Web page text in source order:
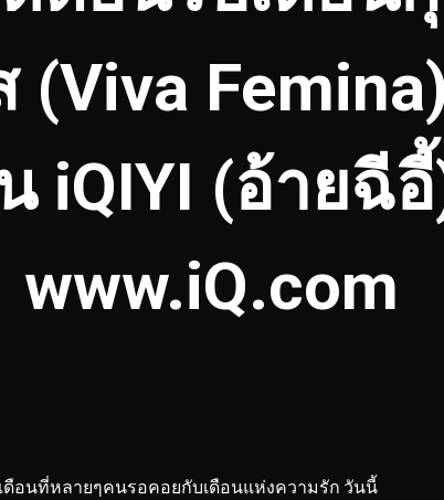
(Viva
iQIYI (อ้ายฉี
www.iQ.com
นที่หลายๆคนรอคอยกับเดือนแห่งความรัก วันนี้